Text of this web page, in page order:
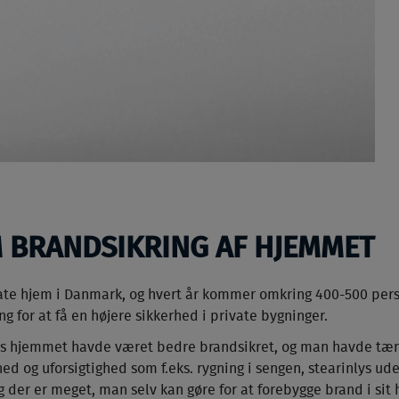
AF HJEMMET
hjem i Danmark, og hvert år kommer omkring 400-500
for at få en højere sikkerhed i private bygninger.
hjemmet havde været bedre brandsikret, og man havde
og uforsigtighed som f.eks. rygning i sengen, stearinlys
er meget, man selv kan gøre for at forebygge brand i